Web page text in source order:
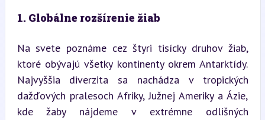
1. Globálne rozšírenie žiab
Na svete poznáme cez štyri tisícky druhov žiab,
ktoré obývajú všetky kontinenty okrem Antarktídy.
Najvyššia diverzita sa nachádza v tropických
dažďových pralesoch Afriky, Južnej Ameriky a Ázie,
kde žaby nájdeme v extrémne odlišných